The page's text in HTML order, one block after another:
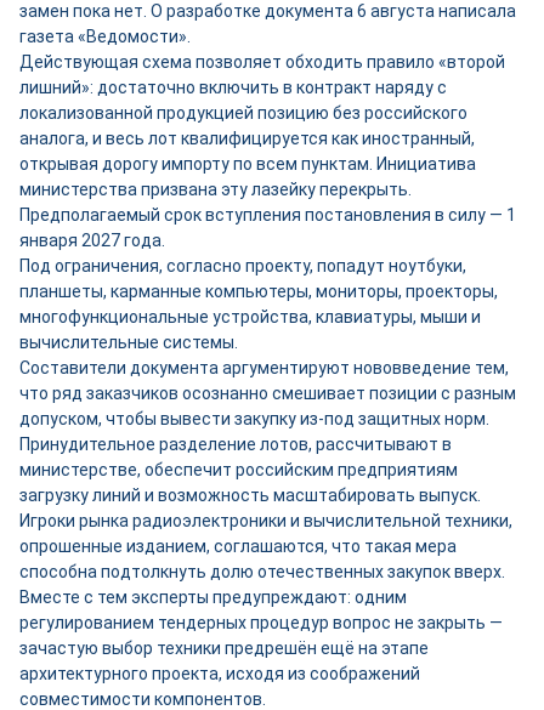
замен пока нет. О разработке документа 6 августа написала
газета «Ведомости».
Действующая схема позволяет обходить правило «второй
лишний»: достаточно включить в контракт наряду с
локализованной продукцией позицию без российского
аналога, и весь лот квалифицируется как иностранный,
открывая дорогу импорту по всем пунктам. Инициатива
министерства призвана эту лазейку перекрыть.
Предполагаемый срок вступления постановления в силу — 1
января 2027 года.
Под ограничения, согласно проекту, попадут ноутбуки,
планшеты, карманные компьютеры, мониторы, проекторы,
многофункциональные устройства, клавиатуры, мыши и
вычислительные системы.
Составители документа аргументируют нововведение тем,
что ряд заказчиков осознанно смешивает позиции с разным
допуском, чтобы вывести закупку из-под защитных норм.
Принудительное разделение лотов, рассчитывают в
министерстве, обеспечит российским предприятиям
загрузку линий и возможность масштабировать выпуск.
Игроки рынка радиоэлектроники и вычислительной техники,
опрошенные изданием, соглашаются, что такая мера
способна подтолкнуть долю отечественных закупок вверх.
Вместе с тем эксперты предупреждают: одним
регулированием тендерных процедур вопрос не закрыть —
зачастую выбор техники предрешён ещё на этапе
архитектурного проекта, исходя из соображений
совместимости компонентов.